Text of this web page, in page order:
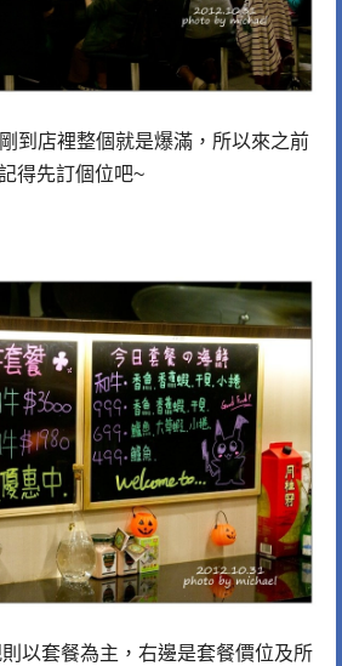
剛到店裡整個就是爆滿，所以來之前
得先訂個位吧~
以套餐為主，右邊是套餐價位及所